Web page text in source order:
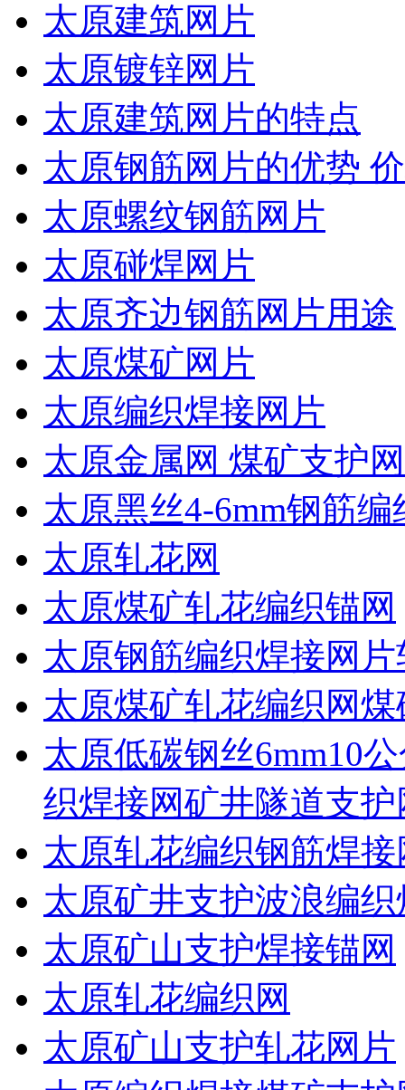
太原建筑网片
太原镀锌网片
太原建筑网片的特点
太原钢筋网片的优势
太原螺纹钢筋网片
太原碰焊网片
太原齐边钢筋网片用途
太原煤矿网片
太原编织焊接网片
太原金属网 煤矿支护
太原黑丝4-6mm钢筋
太原轧花网
太原煤矿轧花编织锚网
太原钢筋编织焊接网
太原煤矿轧花编织网
太原低碳钢丝6mm10
织焊接网矿井隧道支护
太原轧花编织钢筋焊接
太原矿井支护波浪编
太原矿山支护焊接锚网
太原轧花编织网
太原矿山支护轧花网片